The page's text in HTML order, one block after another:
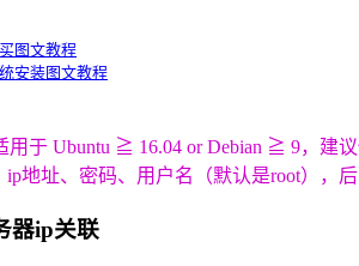
图文教程
安装图文教程
于 Ubuntu ≧ 16.04 or Debian ≧ 9，建议
地址、密码、用户名（默认是root），后
器ip关联